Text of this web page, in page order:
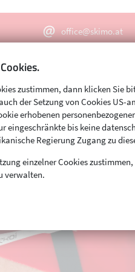
office@skimo.at
zustimmen, dann klicken Sie
der Setzung von Cookies
erhobenen
eingeschränkte bis keine
Regierung Zugang zu
einzelner Cookies
verwalten.